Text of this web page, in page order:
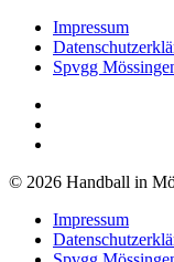
Impressum
Spvgg
© 2026 Handball in
Impressum